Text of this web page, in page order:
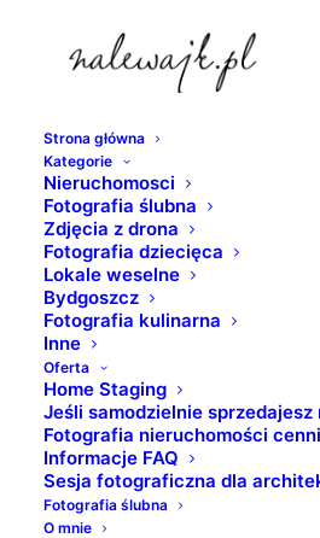
Strona główna
Kategorie
Nieruchomosci
Fotografia ślubna
Zdjęcia z drona
Fotografia dziecięca
Lokale weselne
Bydgoszcz
Fotografia kulinarna
Inne
Oferta
Home Staging
Jeśli samodzielnie sprzedajesz
Fotografia nieruchomości
Informacje FAQ
Sesja fotograficzna dla
Fotografia ślubna
O mnie
bydgoszcz-
Strona Główna
Mieszkanie do wynajęcia | River
fotograficzna